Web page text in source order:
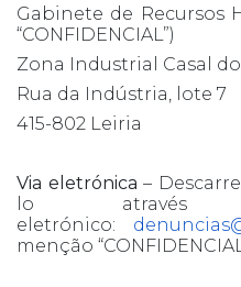
Gabinete de Recursos
“CONFIDENCIAL”)
Zona Industrial Casal
Rua da Indústria, lote 7
415-802 Leiria
Via eletrónica–
lo através
eletrónico:
menção